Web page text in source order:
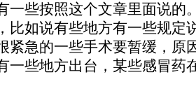
一些按照这个文章里面说的
比如说有些地方有一些规定
紧急的一些手术要暂缓，原
一些地方出台，某些感冒药